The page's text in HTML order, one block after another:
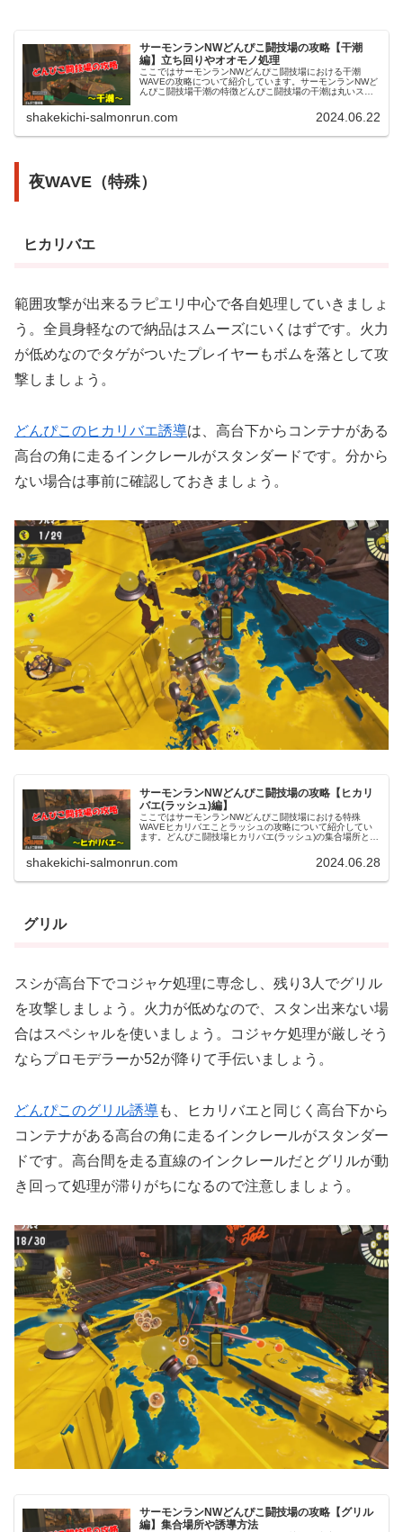
サーモンランNWどんぴこ闘技場の攻略【干潮
編】立ち回りやオオモノ処理
ここではサーモンランNWどんぴこ闘技場における干潮
WAVEの攻略について紹介しています。サーモンランNWど
んぴこ闘技場干潮の特徴どんぴこ闘技場の干潮は丸いステ
shakekichi-salmonrun.com 2024.06.22
夜WAVE（特殊）
ヒカリバエ
範囲攻撃が出来るラピエリ中心で各自処理していきましょ
う。 全員身軽なので納品はスムーズにいくはずです。 火力
が低めなのでタゲがついたプレイヤーもボムを落として攻
撃し ましょう。
どんぴこのヒカリバエ誘導は、高台下からコンテナがある
高台の角に走るインクレールがスタンダードです。分から
ない場合は事前に確認しておきましょう。
サーモンランNWどんぴこ闘技場の攻略【ヒカリ
バエ(ラッシュ)編】
ここではサーモンランNWどんぴこ闘技場における特殊
WAVEヒカリバエことラッシュの攻略について紹介してい
ます。どんぴこ闘技場ヒカリバエ(ラッシュ)の集合場所と誘
shakekichi-salmonrun.com 2024.06.28
グリル
スシが高台下でコジャケ処理に専念し、 残り3人でグリル
を攻撃しましょう。火力が低めなので、スタン出来ない場
合はスペシャルを使いましょう。コジャケ処理が厳しそう
ならプロモデラーか52が降りて手伝いましょう。
どんぴこのグリル誘導も、ヒカリバエと同じく高台下から
コンテナがある高台の角に走るインクレールがスタンダー
ドです。高台間を走る直線のインクレールだとグリルが動
き回って処理が滞りがちになるので注意しましょう。
サーモンランNWどんぴこ闘技場の攻略【グリル
編】集合場所や誘導方法